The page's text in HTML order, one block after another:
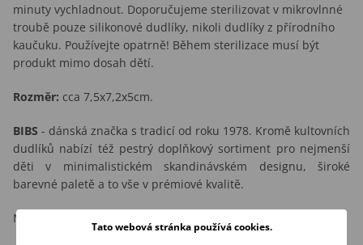
minuty vychladnout. Doporučujeme sterilizovat v mikrovlnné
troubě pouze silikonové dudlíky, nikoli dudlíky z přírodního
kaučuku. Používejte opatrně! Během sterilizace musí být
produkt mimo dosah dětí.
Rozměr: cca 7,5x7,2x5cm.
BIBS - dánská značka s tradicí od roku 1978. Kromě kultovních
dudlíků nabízí též pestrý doplňkový sortiment pro nejmenší
děti v minimalistickém skandinávském designu, široké
barevné paletě a to vše v prémiové kvalitě.
Nabídku dudlíků BIBS si můžete prohlédnout
Tato webová stránka používá cookies.